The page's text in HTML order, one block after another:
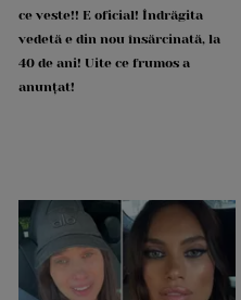
ce veste!! E oficial! Îndrăgita
vedetă e din nou însărcinată, la
40 de ani! Uite ce frumos a
anunțat!